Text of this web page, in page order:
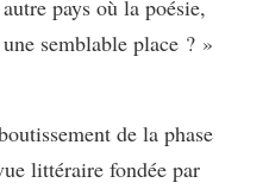
pays où la poésie,
semblable place ? »
de la phase
littéraire fondée par